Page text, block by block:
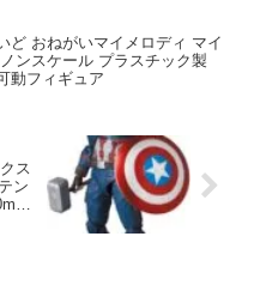
ど おねがいマイメロディ マイ
ンスケール プラスチック製
動フィギュア
ス
ン